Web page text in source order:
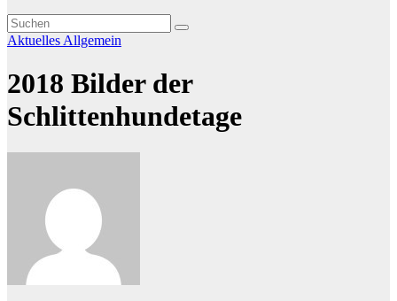
Aktuelles Allgemein
2018 Bilder der
Schlittenhundetage